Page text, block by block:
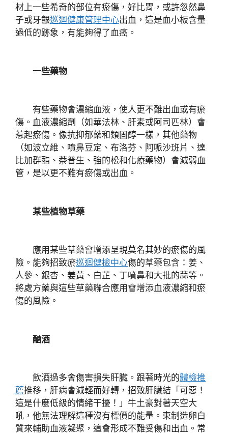
材上一些希奇的部位有瘀傷，好比胃，或許忽然鼻
子或牙齦巡迴健康管理中心出血，這是血小板含量
過低的跡象，有能夠得了血癌。
一些藥物
有些藥物會濃縮血液，使人更不難出血或有瘀
傷。血液濃縮劑（如華法林、肝素或阿司匹林）會
惹起瘀傷。像抗抑郁藥和類固醇一樣，其他藥物
（如波立維、噴鼻豆定、布洛芬、阿哌沙班片、達
比加群酯、萘普生、強的松和化療藥物）會減弱血
管，是以更不難有瘀傷或出血。
某些植物草藥
應用某些草藥會增添呈現莫名其妙的瘀傷的風
險。能夠招致瘀巡迴健檢中心傷的草藥包含：姜、
人參、銀杏、姜黃、白芷、丁噴鼻和大批的蒜等。
將處方藥與這些草藥聯合應用會增添血液濃縮和瘀
傷的風險。
酗酒
飲酒過多會傷害損失肝臟。跟著時光的體檢推
薦推移，肝病會減輕而好轉，招致肝臟結「可惡！
這是什麼低級的情緒干擾！」牛土豪對著天空大
吼，他無法理解這種沒有標價的能量。束制造卵白
質來輔助血液凝聚，這會形成不難受傷和出血。常